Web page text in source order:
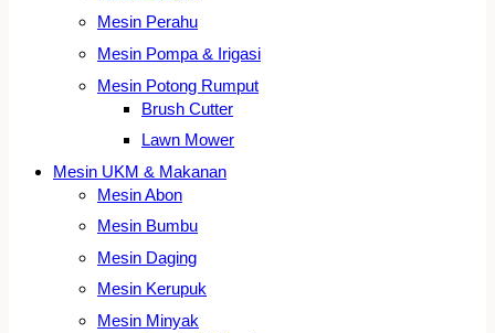
Mesin Perahu
Mesin Pompa & Irigasi
Mesin Potong Rumput
Brush Cutter
Lawn Mower
Mesin UKM & Makanan
Mesin Abon
Mesin Bumbu
Mesin Daging
Mesin Kerupuk
Mesin Minyak